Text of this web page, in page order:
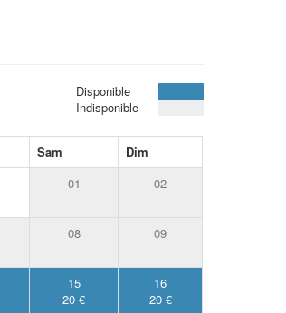
Disponible
Indisponible
Sam
Dim
01 02
08 09
15
20 €
16
20 €